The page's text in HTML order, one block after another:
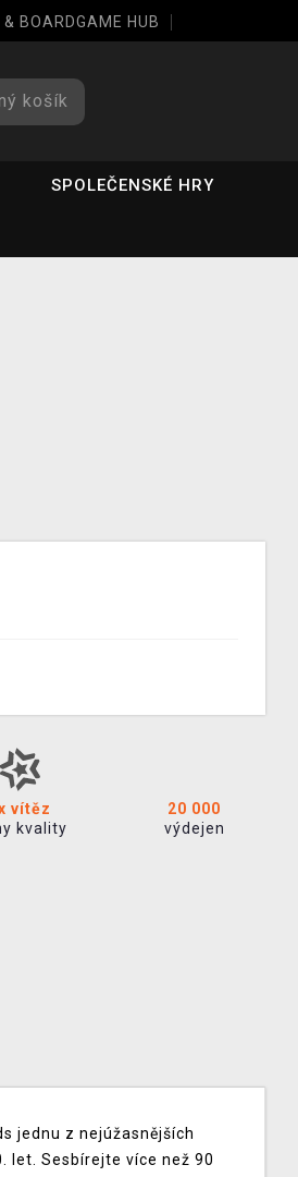
& BOARDGAME HUB
košík
SPOLEČENSKÉ HRY
vítěz
kvality
20 000
výdejen
jednu z nejúžasnějších
let. Sesbírejte více než 90